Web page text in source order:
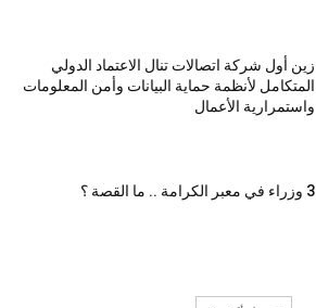
زين أول شركة اتصالات تنال الاعتماد الدولي
المتكامل لأنظمة حماية البيانات وأمن المعلومات
واستمرارية الأعمال
3 وزراء في معبر الكرامة .. ما القصة ؟